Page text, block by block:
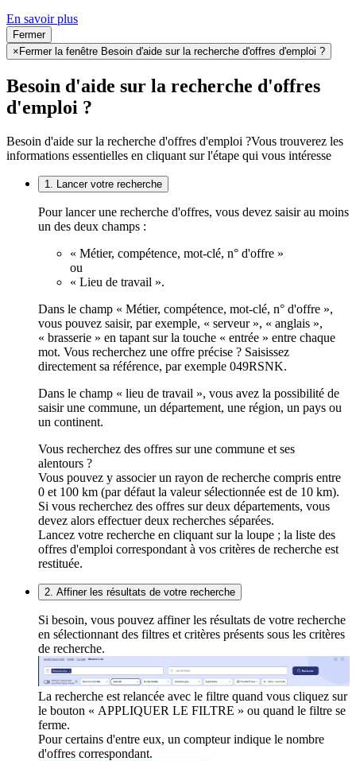
En savoir plus
Fermer
× Fermer la fenêtre Besoin d'aide sur la recherche d'offres d'emploi ?
Besoin d'aide sur la recherche d'offres
d'emploi ?
Besoin d'aide sur la recherche d'offres d'emploi ?Vous trouverez les
informations essentielles en cliquant sur l'étape qui vous intéresse
1. Lancer votre recherche
Pour lancer une recherche d'offres, vous devez saisir au moins
un des deux champs :
« Métier, compétence, mot-clé, n° d'offre »
ou
« Lieu de travail ».
Dans le champ « Métier, compétence, mot-clé, n° d'offre »,
vous pouvez saisir, par exemple, « serveur », « anglais »,
« brasserie » en tapant sur la touche « entrée » entre chaque
mot. Vous recherchez une offre précise ? Saisissez
directement sa référence, par exemple 049RSNK.
Dans le champ « lieu de travail », vous avez la possibilité de
saisir une commune, un département, une région, un pays ou
un continent.
Vous recherchez des offres sur une commune et ses
alentours ?
Vous pouvez y associer un rayon de recherche compris entre
0 et 100 km (par défaut la valeur sélectionnée est de 10 km).
Si vous recherchez des offres sur deux départements, vous
devez alors effectuer deux recherches séparées.
Lancez votre recherche en cliquant sur la loupe ; la liste des
offres d'emploi correspondant à vos critères de recherche est
restituée.
2. Affiner les résultats de votre recherche
Si besoin, vous pouvez affiner les résultats de votre recherche
en sélectionnant des filtres et critères présents sous les critères
de recherche.
La recherche est relancée avec le filtre quand vous cliquez sur
le bouton « APPLIQUER LE FILTRE » ou quand le filtre se
ferme.
Pour certains d'entre eux, un compteur indique le nombre
d'offres correspondant.